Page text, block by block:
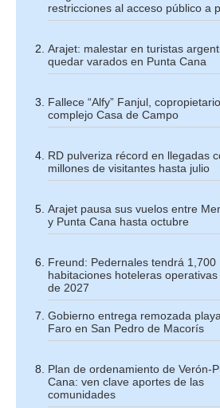
restricciones al acceso público a
Arajet: malestar en turistas
quedar varados en Punta Cana
Fallece “Alfy” Fanjul,
complejo Casa de Campo
RD pulveriza récord en llegadas
millones de visitantes hasta julio
Arajet pausa sus vuelos entre
y Punta Cana hasta octubre
Freund: Pedernales tendrá 1,700
habitaciones hoteleras
de 2027
Gobierno entrega remozada
Faro en San Pedro de Macorís
Plan de ordenamiento de Verón-
Cana: ven clave aportes de las
comunidades